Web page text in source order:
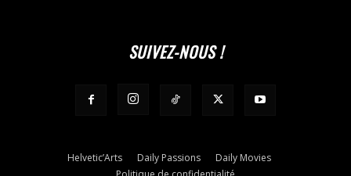
SUIVEZ-NOUS !
Helvetic’Arts Daily Passions
Daily Movies